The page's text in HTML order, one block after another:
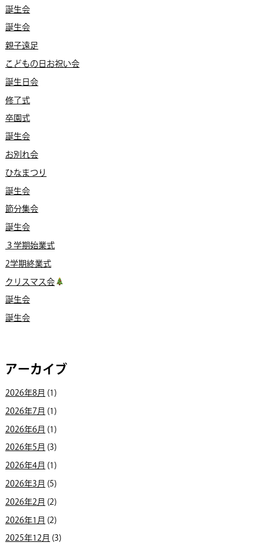
誕生会
誕生会
親子遠足
こどもの日お祝い会
誕生日会
修了式
卒園式
誕生会
お別れ会
ひなまつり
誕生会
節分集会
誕生会
３学期始業式
2学期終業式
クリスマス会
誕生会
誕生会
アーカイブ
2026年8月 (1)
2026年7月 (1)
2026年6月 (1)
2026年5月(3)
2026年4月(1)
2026年3月 (5)
2026年2月 (2)
2026年1月 (2)
2025年12月(3)